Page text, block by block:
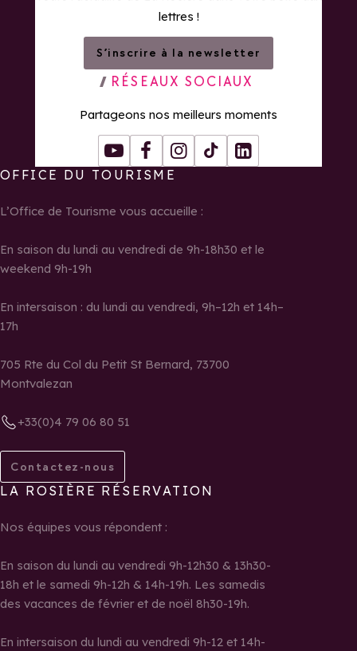
lettres !
S’inscrire à la newsletter
RÉSEAUX SOCIAUX
Partageons nos meilleurs moments
YoutubeFacebookInstagram
Tiktok LinkedIn
OFFICE DU TOURISME
L’Office de Tourisme vous accueille :
En saison du lundi au vendredi de 9h-18h30 et le
weekend 9h-19h
En intersaison : du lundi au vendredi, 9h–12h et 14h–
17h
705 Rte du Col du Petit St Bernard, 73700
Montvalezan
+33(0)4 79 06 80 51
Contactez-nous
LA ROSIÈRE RÉSERVATION
Nos équipes vous répondent :
En saison du lundi au vendredi 9h-12h30 & 13h30-
18h et le samedi 9h-12h & 14h-19h. Les samedis
des vacances de février et de noël 8h30-19h.
En intersaison du lundi au vendredi 9h-12 et 14h-